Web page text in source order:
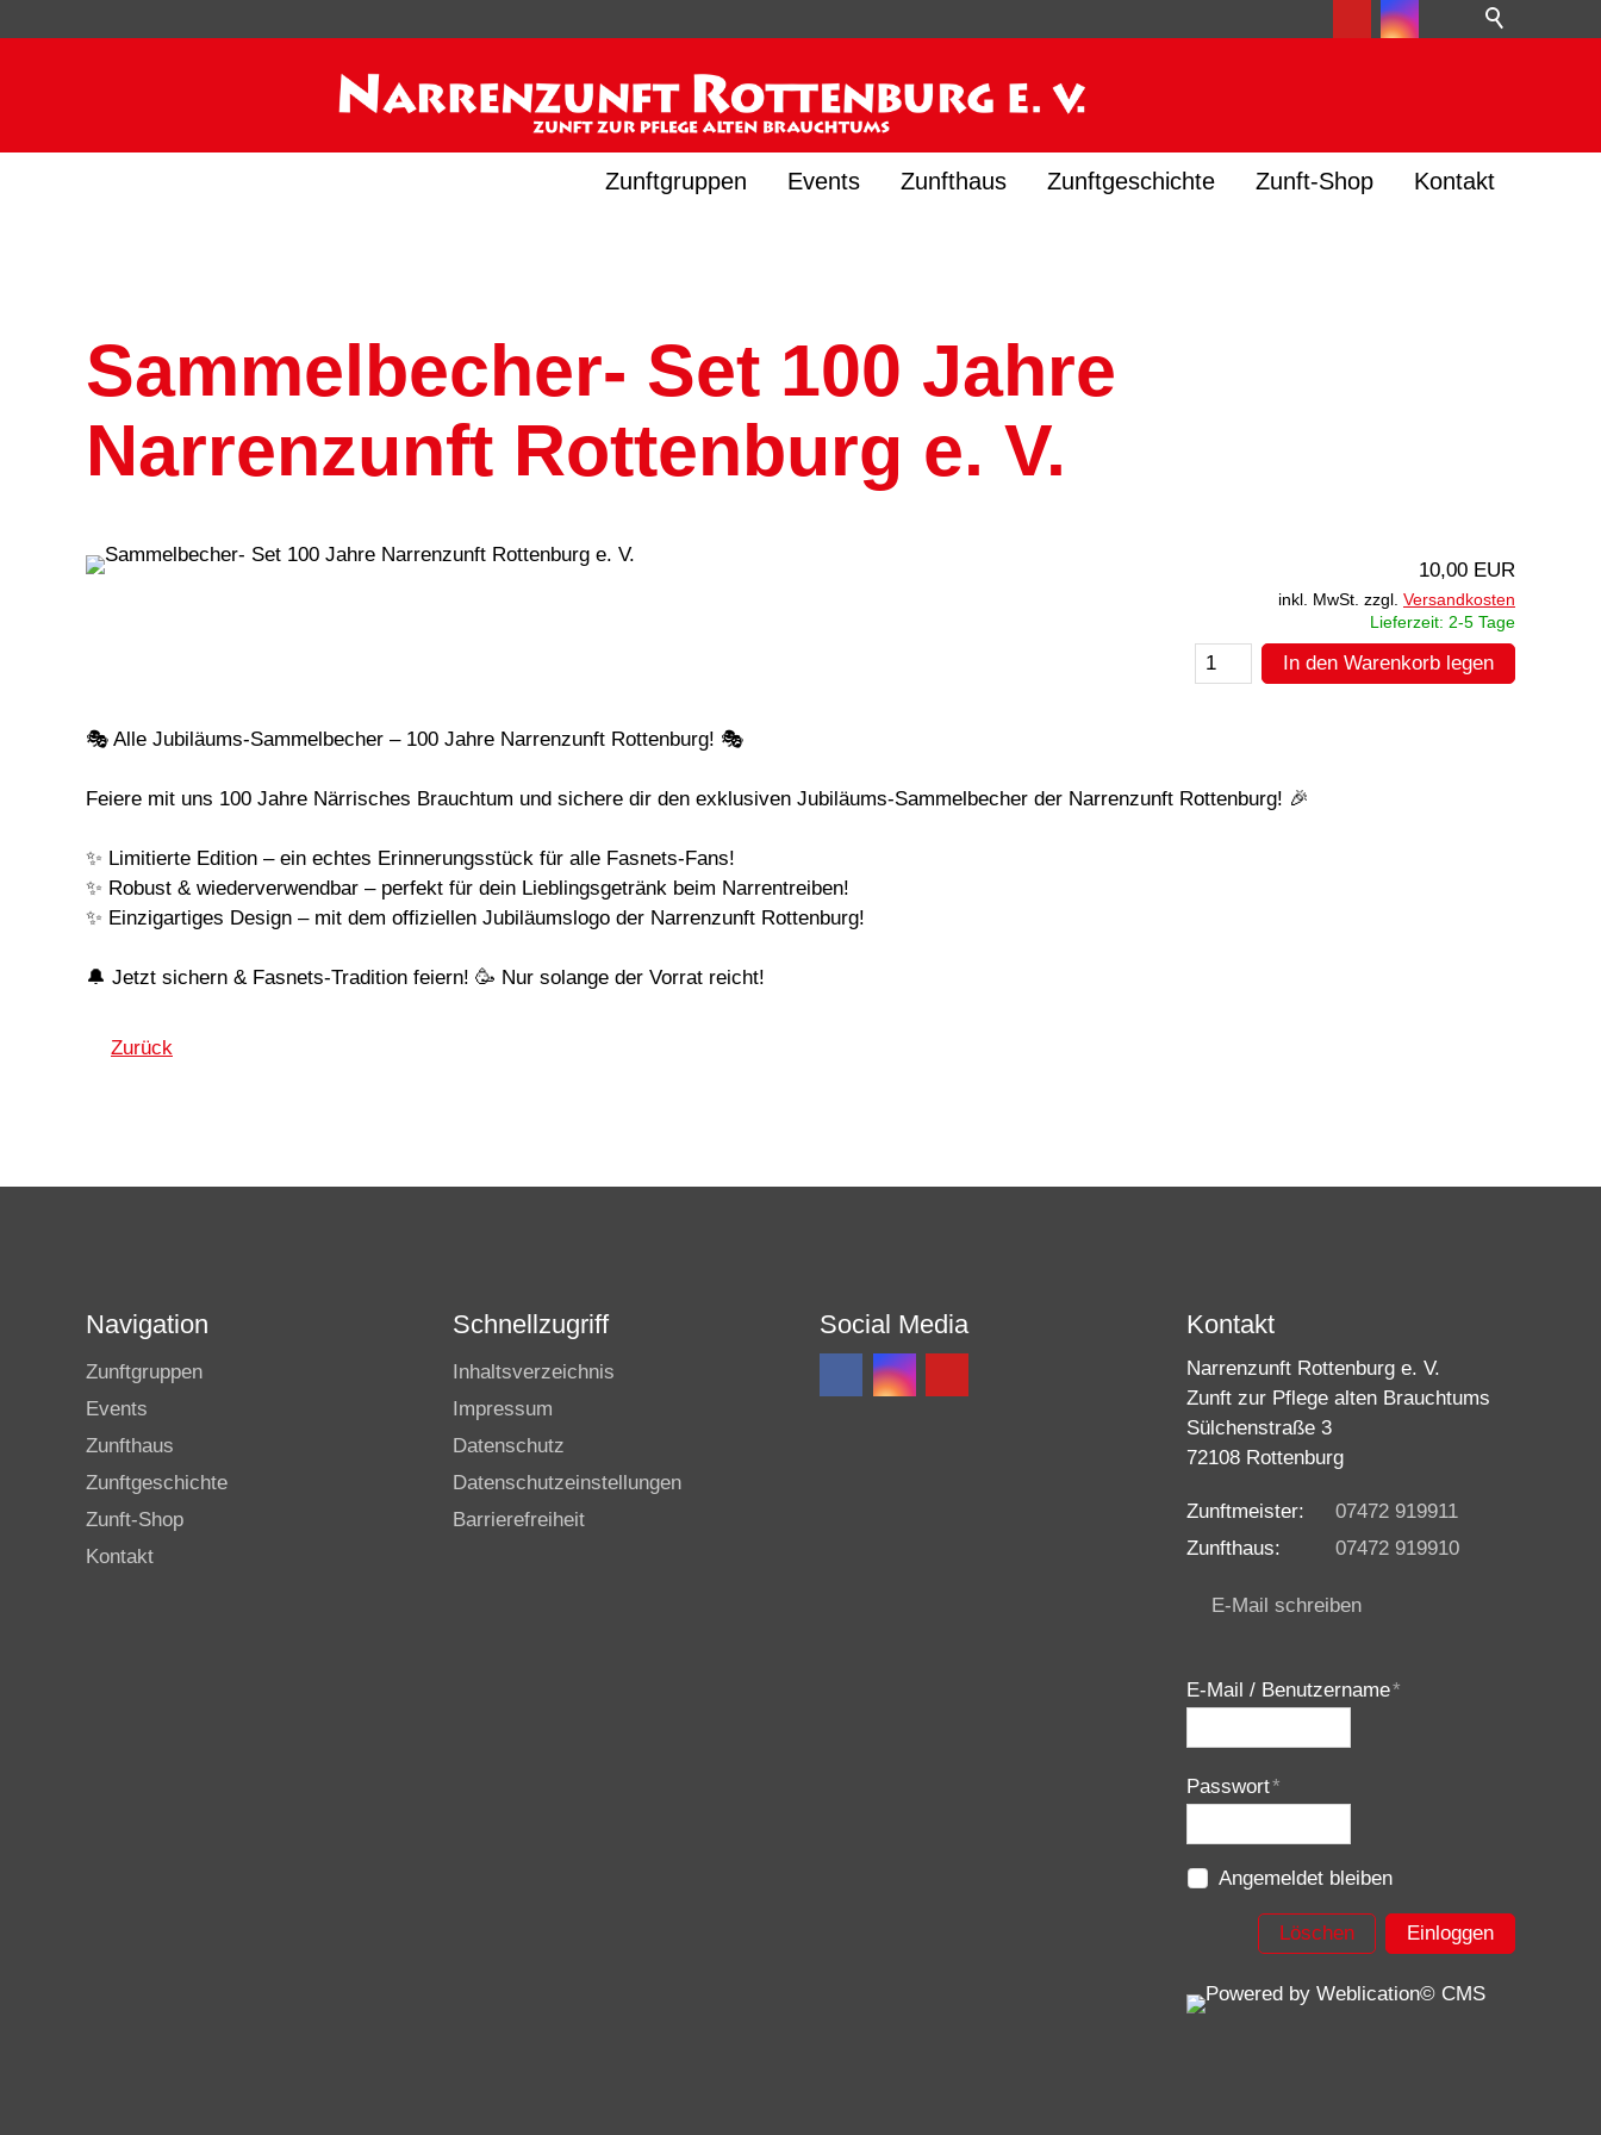
Zunftgruppen Events Zunfthaus Zunftgeschichte Zunft-Shop Kontakt
Sammelbecher- Set 100 Jahre
Narrenzunft Rottenburg e. V.
10,00 EUR
inkl. MwSt. zzgl. Versandkosten
Lieferzeit: 2-5 Tage
In den Warenkorb legen
🎭 Alle Jubiläums-Sammelbecher – 100 Jahre Narrenzunft Rottenburg! 🎭
Feiere mit uns 100 Jahre Närrisches Brauchtum und sichere dir den exklusiven Jubiläums-Sammelbecher der Narrenzunft Rottenburg! 🎉
✨ Limitierte Edition – ein echtes Erinnerungsstück für alle Fasnets-Fans!
✨ Robust & wiederverwendbar – perfekt für dein Lieblingsgetränk beim Narrentreiben!
✨ Einzigartiges Design – mit dem offiziellen Jubiläumslogo der Narrenzunft Rottenburg!
🔔 Jetzt sichern & Fasnets-Tradition feiern! 🥳 Nur solange der Vorrat reicht!
Zurück
Navigation
Zunftgruppen
Events
Zunfthaus
Zunftgeschichte
Zunft-Shop
Kontakt
Schnellzugriff
Inhaltsverzeichnis
Impressum
Datenschutz
Datenschutzeinstellungen
Barrierefreiheit
Social Media Kontakt
Narrenzunft Rottenburg e. V.
Zunft zur Pflege alten Brauchtums
Sülchenstraße 3
72108 Rottenburg
Zunftmeister:
07472 919911
Zunfthaus:
07472 919910
E-Mail schreiben
E-Mail / Benutzername*
Passwort*
Angemeldet bleiben
Löschen Einloggen